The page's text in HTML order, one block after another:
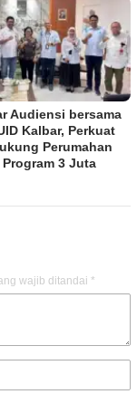
Audiensi bersama
Kalbar, Perkuat
Perumahan
Program 3 Juta
wajib ditandai *